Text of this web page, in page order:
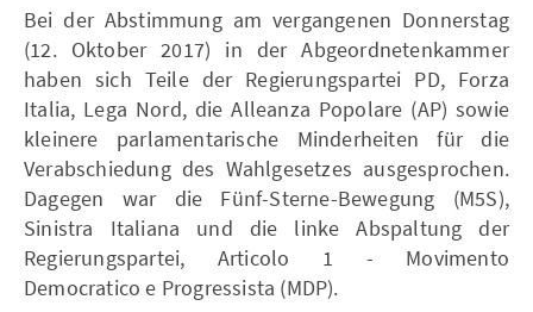
Bei der Abstimmung am vergangenen Donnerstag
(12. Oktober 2017) in der Abgeordnetenkammer
haben sich Teile der Regierungspartei PD, Forza
Italia, Lega Nord, die Alleanza Popolare (AP) sowie
kleinere parlamentarische Minderheiten für die
Verabschiedung des Wahlgesetzes ausgesprochen.
Dagegen war die Fünf-Sterne-Bewegung (M5S),
Sinistra Italiana und die linke Abspaltung der
Regierungspartei, Articolo 1 - Movimento
Democratico e Progressista (MDP).